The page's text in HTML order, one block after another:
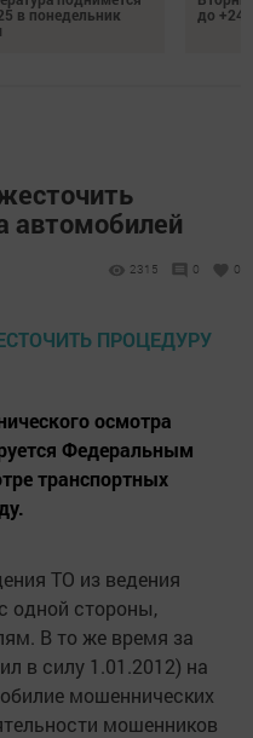
в понедельник
до +24
автомобилей
2315 0 0
осмотра
Федеральным
транспортных
ТО из ведения
одной стороны,
В то же время за
в силу 1.01.2012) на
мошеннических
мошенников